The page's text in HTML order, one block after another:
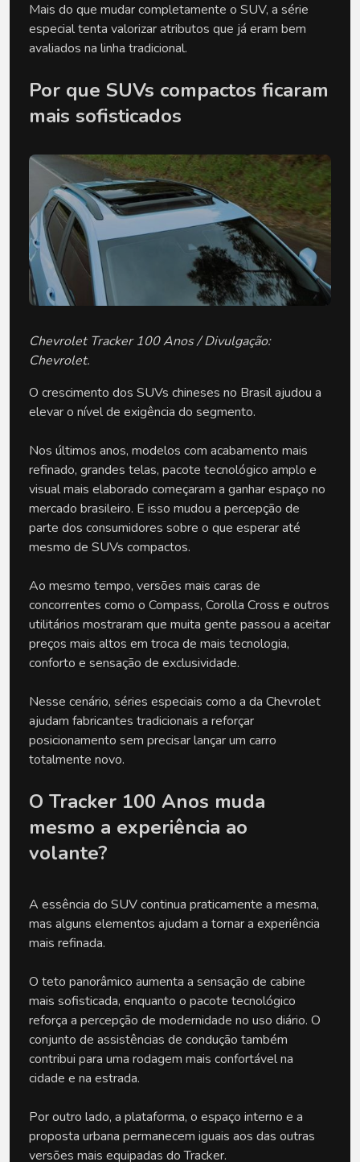
Mais do que mudar completamente o SUV, a série
especial tenta valorizar atributos que já eram bem
avaliados na linha tradicional.
Por que SUVs compactos ficaram
mais sofisticados
Chevrolet Tracker 100 Anos / Divulgação:
Chevrolet.
O crescimento dos SUVs chineses no Brasil ajudou a
elevar o nível de exigência do segmento.
Nos últimos anos, modelos com acabamento mais
refinado, grandes telas, pacote tecnológico amplo e
visual mais elaborado começaram a ganhar espaço no
mercado brasileiro. E isso mudou a percepção de
parte dos consumidores sobre o que esperar até
mesmo de SUVs compactos.
Ao mesmo tempo, versões mais caras de
concorrentes como o Compass, Corolla Cross e outros
utilitários mostraram que muita gente passou a aceitar
preços mais altos em troca de mais tecnologia,
conforto e sensação de exclusividade.
Nesse cenário, séries especiais como a da Chevrolet
ajudam fabricantes tradicionais a reforçar
posicionamento sem precisar lançar um carro
totalmente novo.
O Tracker 100 Anos muda
mesmo a experiência ao
volante?
A essência do SUV continua praticamente a mesma,
mas alguns elementos ajudam a tornar a experiência
mais refinada.
O teto panorâmico aumenta a sensação de cabine
mais sofisticada, enquanto o pacote tecnológico
reforça a percepção de modernidade no uso diário. O
conjunto de assistências de condução também
contribui para uma rodagem mais confortável na
cidade e na estrada.
Por outro lado, a plataforma, o espaço interno e a
proposta urbana permanecem iguais aos das outras
versões mais equipadas do Tracker.